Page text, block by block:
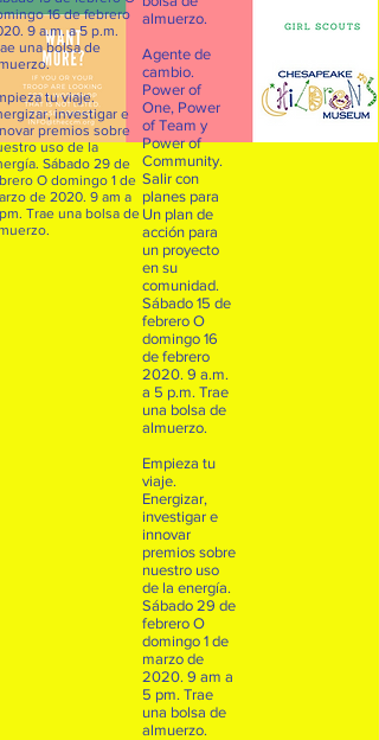
almuerzo.
Agente de
cambio.
Power of
One, Power
of Team y
Power of
Community.
Salir con
planes para
Un plan de
acción para
un proyecto
en su
comunidad.
Sábado 15 de
febrero O
domingo 16
de febrero
2020. 9 a.m.
a 5 p.m. Trae
una bolsa de
almuerzo.
Empieza tu
viaje.
Energizar,
investigar e
innovar
premios sobre
nuestro uso
de la energía.
Sábado 29 de
febrero O
domingo 1 de
marzo de
2020. 9 am a
5 pm. Trae
una bolsa de
almuerzo.
16 de febrero
9 a.m. a 5 p.m.
una bolsa de
tu viaje.
investigar e
premios sobre
uso de la
Sábado 29 de
O domingo 1 de
de 2020. 9 am a
Trae una bolsa de